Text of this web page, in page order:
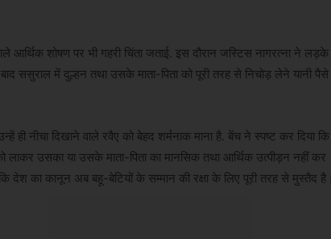
शोषण पर भी गहरी चिंता जताई. इस दौरान जस्टिस नागरत्ना ने लड़के
ससुराल में दुल्हन तथा उसके माता-पिता को पूरी तरह से निचोड़ लेने यानी पैसे
नीचा दिखाने वाले रवैए को बेहद शर्मनाक माना है. बेंच ने स्पष्ट कर दिया कि
लाकर उसका या उसके माता-पिता का मानसिक तथा आर्थिक उत्पीड़न नहीं कर
देश का कानून अब बहू-बेटियों के सम्मान की रक्षा के लिए पूरी तरह से मुस्तैद है।